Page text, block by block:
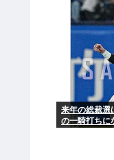
来年の総裁選
の一騎打ちに